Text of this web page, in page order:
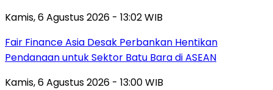
Kamis, 6 Agustus 2026 - 13:02 WIB
Fair Finance Asia Desak Perbankan Hentikan
Pendanaan untuk Sektor Batu Bara di ASEAN
Kamis, 6 Agustus 2026 - 13:00 WIB